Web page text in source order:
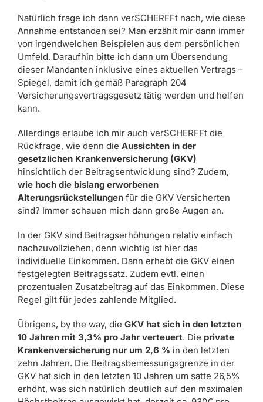
Natürlich frage ich dann verSCHERFFt nach, wie diese
Annahme entstanden sei? Man erzählt mir dann immer
von irgendwelchen Beispielen aus dem persönlichen
Umfeld. Daraufhin bitte ich dann um Übersendung
dieser Mandanten inklusive eines aktuellen Vertrags –
Spiegel, damit ich gemäß Paragraph 204
Versicherungsvertragsgesetz tätig werden und helfen
kann.
Allerdings erlaube ich mir auch verSCHERFFt die
Rückfrage, wie denn die Aussichten in der
gesetzlichen Krankenversicherung (GKV)
hinsichtlich der Beitragsentwicklung sind? Zudem,
wie hoch die bislang erworbenen
Alterungsrückstellungen für die GKV Versicherten
sind? Immer schauen mich dann große Augen an.
In der GKV sind Beitragserhöhungen relativ einfach
nachzuvollziehen, denn wichtig ist hier das
individuelle Einkommen. Dann erhebt die GKV einen
festgelegten Beitragssatz. Zudem evtl. einen
prozentualen Zusatzbeitrag auf das Einkommen. Diese
Regel gilt für jedes zahlende Mitglied.
Übrigens, by the way, die GKV hat sich in den letzten
10 Jahren mit 3,3% pro Jahr verteuert. Die private
Krankenversicherung nur um 2,6 % in den letzten
zehn Jahren. Die Beitragsbemessungsgrenze in der
GKV hat sich in den letzten 10 Jahren um satte 26,5%
erhöht, was sich natürlich deutlich auf den maximalen